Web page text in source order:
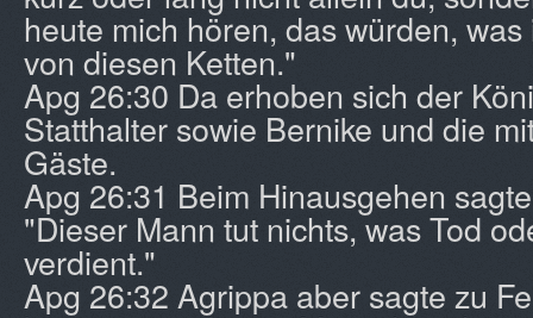
heute mich hören, das würden,
von diesen Ketten."
Apg 26:30 Da erhoben sich der
Statthalter sowie Bernike und die
Gäste.
Apg 26:31 Beim Hinausgehen
"Dieser Mann tut nichts, was Tod
verdient."
Apg 26:32 Agrippa aber sagte zu